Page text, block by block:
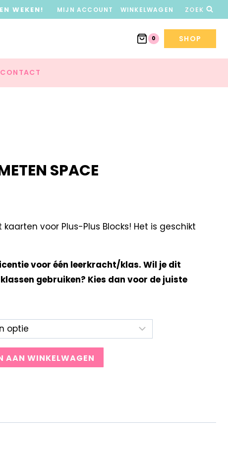
WEKEN! MIJN ACCOUNT WINKELWAGEN ZOEK
0 SHOP
CONTACT
SPACE
voor Plus-Plus Blocks! Het is geschikt
voor één leerkracht/klas. Wil je dit
gebruiken? Kies dan voor de juiste
AAN WINKELWAGEN